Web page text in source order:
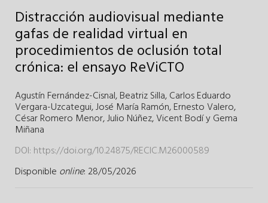
Distracción audiovisual mediante
gafas de realidad virtual en
procedimientos de oclusión total
crónica: el ensayo ReViCTO
Agustín Fernández-Cisnal,Beatriz Silla,Carlos Eduardo
Vergara-Uzcategui,José María Ramón,Ernesto Valero,
César Romero Menor,Julio Núñez,Vicent BodíyGema
Miñana
DOI: https://doi.org/10.24875/RECIC.M26000589
Disponible online: 28/05/2026